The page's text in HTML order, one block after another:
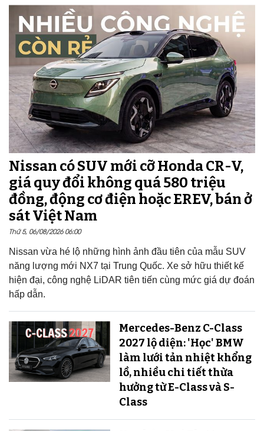
Nissan có SUV mới cỡ Honda CR-V,
giá quy đổi không quá 580 triệu
đồng, động cơ điện hoặc EREV, bán ở
sát Việt Nam
Thứ 5, 06/08/2026 06:00
Nissan vừa hé lộ những hình ảnh đầu tiên của mẫu SUV
năng lượng mới NX7 tại Trung Quốc. Xe sở hữu thiết kế
hiện đại, công nghệ LiDAR tiên tiến cùng mức giá dự đoán
hấp dẫn.
Mercedes-Benz C-Class
2027 lộ diện: 'Học' BMW
làm lưới tản nhiệt khổng
lồ, nhiều chi tiết thừa
hưởng từ E-Class và S-
Class